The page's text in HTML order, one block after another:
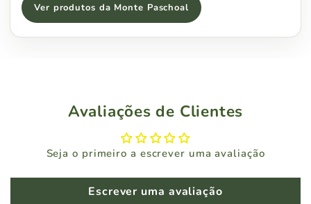
Ver produtos da Monte Paschoal
Avaliações de Clientes
Seja o primeiro a escrever uma avaliação
Escrever uma avaliação